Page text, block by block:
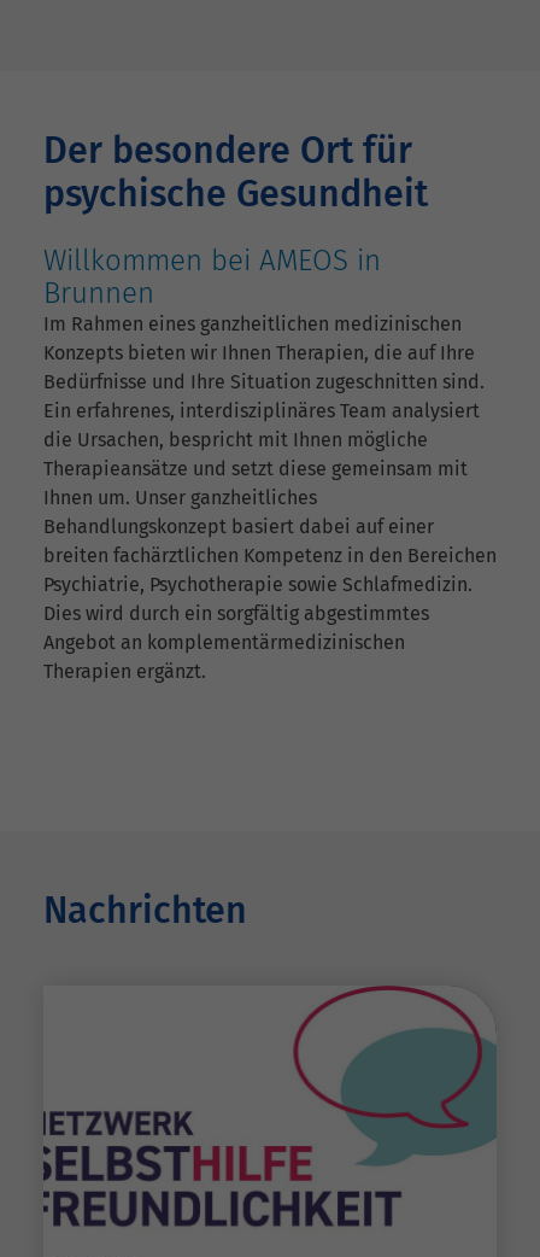
Der besondere Ort für
psychische Gesundheit
Willkommen bei AMEOS in
Brunnen
Im Rahmen eines ganzheitlichen medizinischen
Konzepts bieten wir Ihnen Therapien, die auf Ihre
Bedürfnisse und Ihre Situation zugeschnitten sind.
Ein erfahrenes, interdisziplinäres Team analysiert
die Ursachen, bespricht mit Ihnen mögliche
Therapieansätze und setzt diese gemeinsam mit
Ihnen um. Unser ganzheitliches
Behandlungskonzept basiert dabei auf einer
breiten fachärztlichen Kompetenz in den Bereichen
Psychiatrie, Psychotherapie sowie Schlafmedizin.
Dies wird durch ein sorgfältig abgestimmtes
Angebot an komplementärmedizinischen
Therapien ergänzt.
Nachrichten